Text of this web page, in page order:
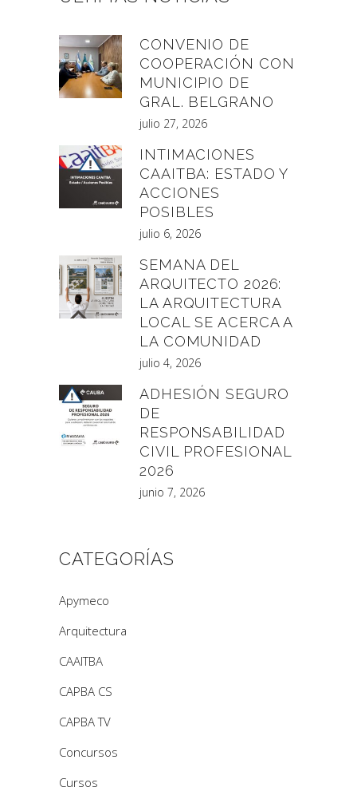
CONVENIO DE
COOPERACIÓN CON
MUNICIPIO DE
GRAL. BELGRANO
julio 27, 2026
INTIMACIONES
CAAITBA: ESTADO Y
ACCIONES
POSIBLES
julio 6, 2026
SEMANA DEL
ARQUITECTO 2026:
LA ARQUITECTURA
LOCAL SE ACERCA A
LA COMUNIDAD
julio 4, 2026
ADHESIÓN SEGURO
DE
RESPONSABILIDAD
CIVIL PROFESIONAL
2026
junio 7, 2026
CATEGORÍAS
Apymeco
Arquitectura
CAAITBA
CAPBA CS
CAPBA TV
Concursos
Cursos